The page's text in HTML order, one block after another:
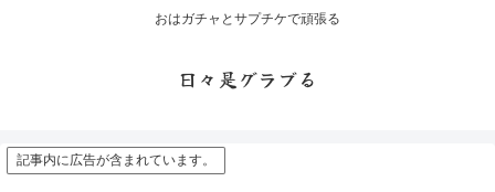
おはガチャとサプチケで頑張る
日々是グラブる
記事内に広告が含まれています。